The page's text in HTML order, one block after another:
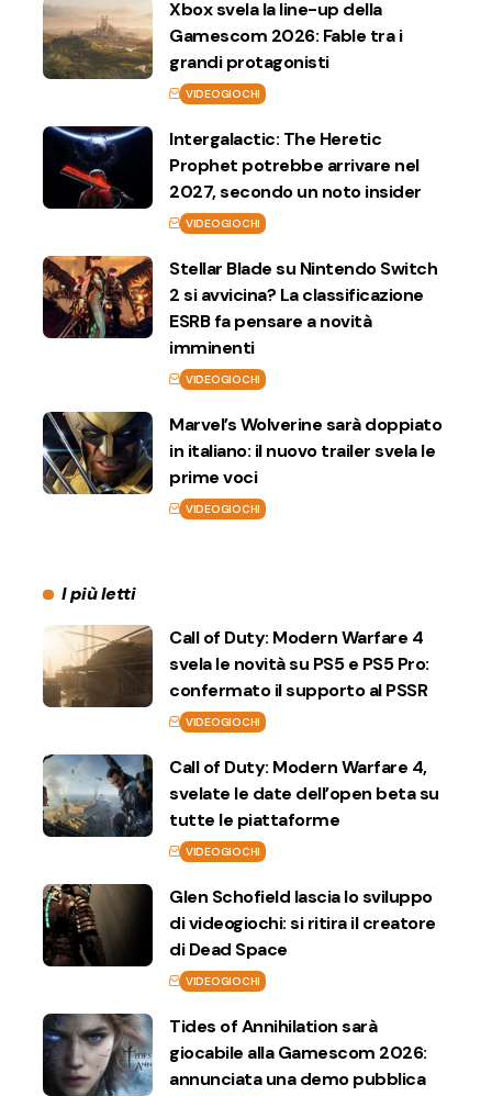
Xbox svela la line-up della
Gamescom 2026: Fable tra i
grandi protagonisti
VIDEOGIOCHI
Intergalactic: The Heretic
Prophet potrebbe arrivare nel
2027, secondo un noto insider
VIDEOGIOCHI
Stellar Blade su Nintendo Switch
2 si avvicina? La classificazione
ESRB fa pensare a novità
imminenti
VIDEOGIOCHI
Marvel’s Wolverine sarà doppiato
in italiano: il nuovo trailer svela le
prime voci
VIDEOGIOCHI
I più letti
Call of Duty: Modern Warfare 4
svela le novità su PS5 e PS5 Pro:
confermato il supporto al PSSR
VIDEOGIOCHI
Call of Duty: Modern Warfare 4,
svelate le date dell’open beta su
tutte le piattaforme
VIDEOGIOCHI
Glen Schofield lascia lo sviluppo
di videogiochi: si ritira il creatore
di Dead Space
VIDEOGIOCHI
Tides of Annihilation sarà
giocabile alla Gamescom 2026:
annunciata una demo pubblica